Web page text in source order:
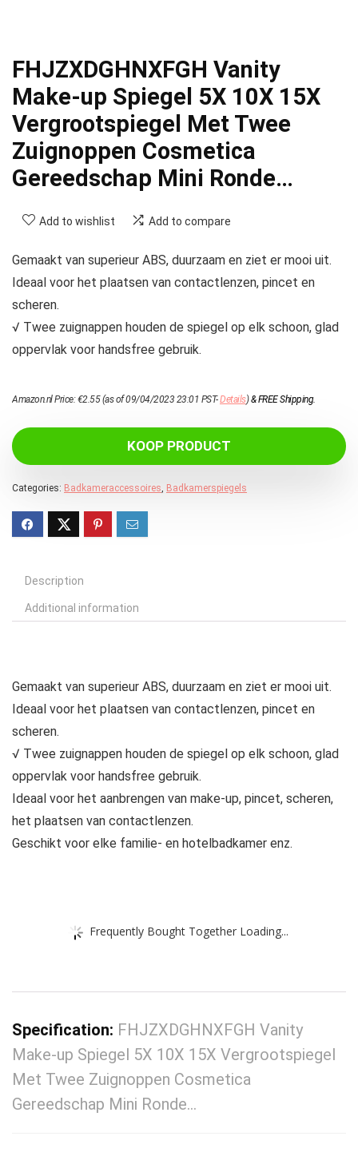
FHJZXDGHNXFGH Vanity
Make-up Spiegel 5X 10X 15X
Vergrootspiegel Met Twee
Zuignoppen Cosmetica
Gereedschap Mini Ronde…
Add to wishlist Add to compare
Gemaakt van superieur ABS, duurzaam en ziet er mooi uit.
Ideaal voor het plaatsen van contactlenzen, pincet en
scheren.
√ Twee zuignappen houden de spiegel op elk schoon, glad
oppervlak voor handsfree gebruik.
Amazon.nl Price:€2.55(as of 09/04/2023 23:01 PST-Details)&FREE Shipping.
KOOP PRODUCT
Categories: Badkameraccessoires, Badkamerspiegels
Description
Additional information
Gemaakt van superieur ABS, duurzaam en ziet er mooi uit.
Ideaal voor het plaatsen van contactlenzen, pincet en
scheren.
√ Twee zuignappen houden de spiegel op elk schoon, glad
oppervlak voor handsfree gebruik.
Ideaal voor het aanbrengen van make-up, pincet, scheren,
het plaatsen van contactlenzen.
Geschikt voor elke familie- en hotelbadkamer enz.
Frequently Bought Together Loading...
Specification: FHJZXDGHNXFGH Vanity
Make-up Spiegel 5X 10X 15X Vergrootspiegel
Met Twee Zuignoppen Cosmetica
Gereedschap Mini Ronde…